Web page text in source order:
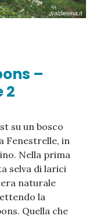
–
2
su un bosco
Fenestrelle, in
Nella prima
selva di larici
naturale
la
Quella che